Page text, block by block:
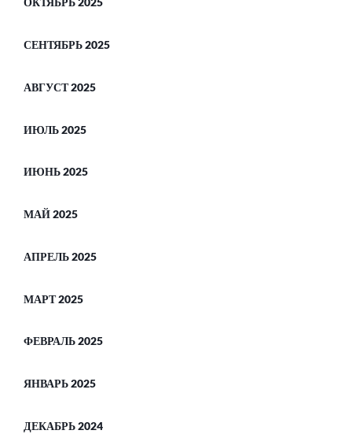
СЕНТЯБРЬ 2025
АВГУСТ 2025
ИЮЛЬ 2025
ИЮНЬ 2025
МАЙ 2025
АПРЕЛЬ 2025
МАРТ 2025
ФЕВРАЛЬ 2025
ЯНВАРЬ 2025
ДЕКАБРЬ 2024